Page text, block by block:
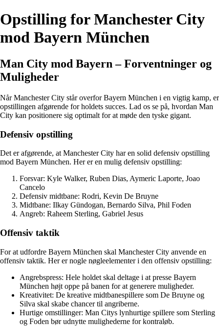
Opstilling for Manchester City
mod Bayern München
Man City mod Bayern – Forventninger og
Muligheder
Når Manchester City står overfor Bayern München i en vigtig kamp, er
opstillingen afgørende for holdets succes. Lad os se på, hvordan Man
City kan positionere sig optimalt for at møde den tyske gigant.
Defensiv opstilling
Det er afgørende, at Manchester City har en solid defensiv opstilling
mod Bayern München. Her er en mulig defensiv opstilling:
Forsvar: Kyle Walker, Ruben Dias, Aymeric Laporte, Joao
Cancelo
Defensiv midtbane: Rodri, Kevin De Bruyne
Midtbane: Ilkay Gündogan, Bernardo Silva, Phil Foden
Angreb: Raheem Sterling, Gabriel Jesus
Offensiv taktik
For at udfordre Bayern München skal Manchester City anvende en
offensiv taktik. Her er nogle nøgleelementer i den offensiv opstilling:
Angrebspress: Hele holdet skal deltage i at presse Bayern
München højt oppe på banen for at generere muligheder.
Kreativitet: De kreative midtbanespillere som De Bruyne og
Silva skal skabe chancer til angriberne.
Hurtige omstillinger: Man Citys lynhurtige spillere som Sterling
og Foden bør udnytte mulighederne for kontraløb.